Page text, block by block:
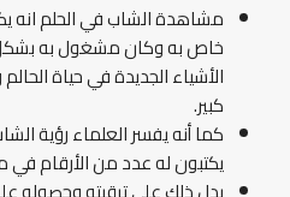
مشاهدة الشاب في الحلم انه
خاص به وكان مشغول به
الأشياء الجديدة في حياة
كبير.
كما أنه يفسر العلماء رؤية
يكتبون له عدد من الأرقام